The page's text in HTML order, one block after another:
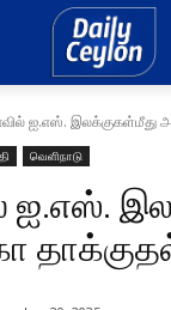
ஐ.எஸ். இலக்குகள்மீது
வெளிநாடு
ஐ.எஸ்.